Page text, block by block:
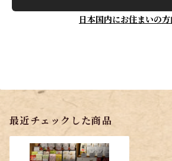
日本国内にお住まいの方
最近チェックした商品